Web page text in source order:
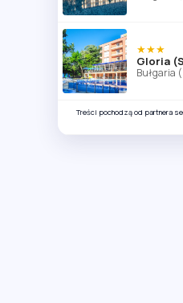
★★★
Bułgaria
Treści pochodzą od partnera